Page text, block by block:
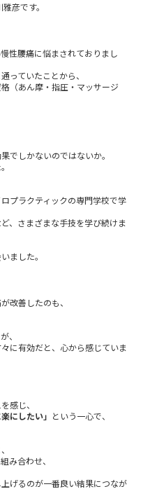
彦です。
性腰痛に悩まされておりまし
っていたことから、
（あん摩・指圧・マッサージ
でしかないのではないか。
プラクティックの専門学校で学
、さまざまな手技を学び続けま
ました。
改善したのも、
、
に有効だと、心から感じていま
感じ、
にしたい」 という一心で、
み合わせ、
げるのが一番良い結果につなが